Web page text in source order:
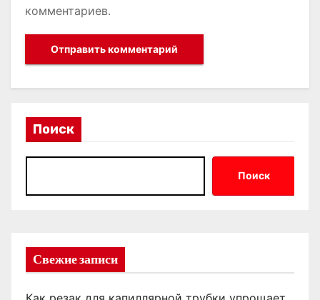
комментариев.
Поиск
Поиск
Свежие записи